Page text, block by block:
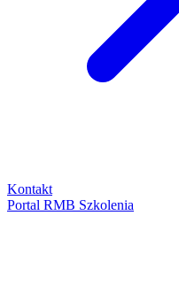
Kontakt
Portal RMB Szkolenia